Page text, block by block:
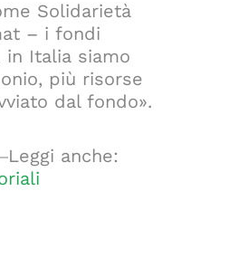
Solidarietà
– i fondi
in Italia siamo
più risorse
dal fondo».
Leggi anche: